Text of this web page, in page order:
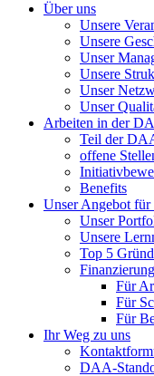
Über uns
Unsere
Unsere
Unser
Unsere
Unser
Unser
Arbeiten in der
Teil der
offene
Benefits
Unser Angebot für
Unser
Unsere
Top 5
Für
Für
Für
Ihr Weg zu uns
DAA-